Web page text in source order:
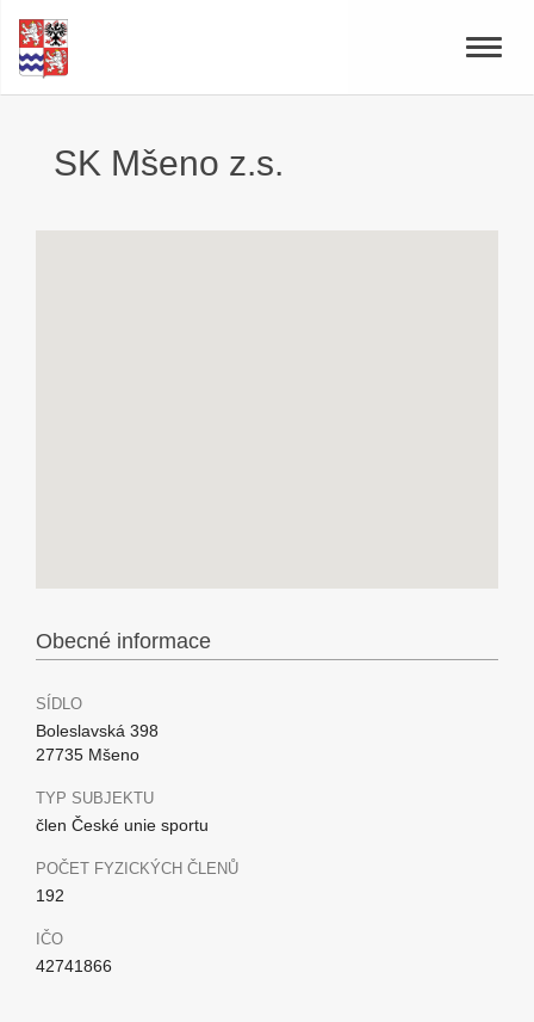
Toggle
SK Mšeno z.s.
Obecné informace
SÍDLO
Boleslavská 398
27735 Mšeno
TYP SUBJEKTU
člen České unie sportu
POČET FYZICKÝCH ČLENŮ
192
IČO
42741866